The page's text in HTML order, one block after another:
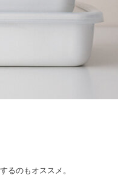
るのもオススメ。